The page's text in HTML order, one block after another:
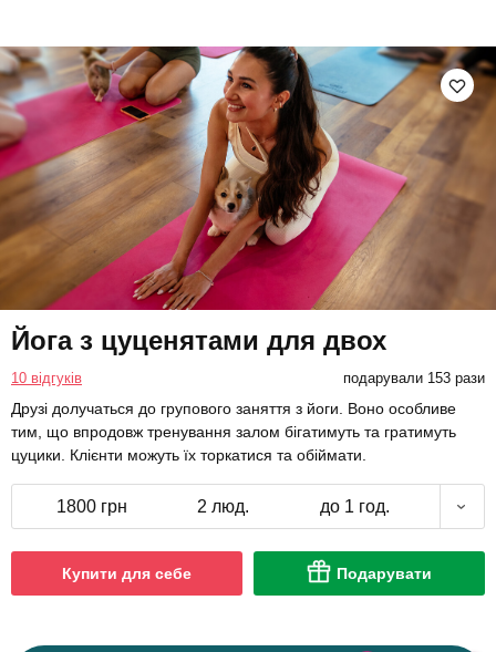
Йога з цуценятами для двох
10 відгуків подарували 153 рази
Друзі долучаться до групового заняття з йоги. Воно особливе
тим, що впродовж тренування залом бігатимуть та гратимуть
цуцики. Клієнти можуть їх торкатися та обіймати.
1800 грн 2 люд. до 1 год.
Купити для себе Подарувати